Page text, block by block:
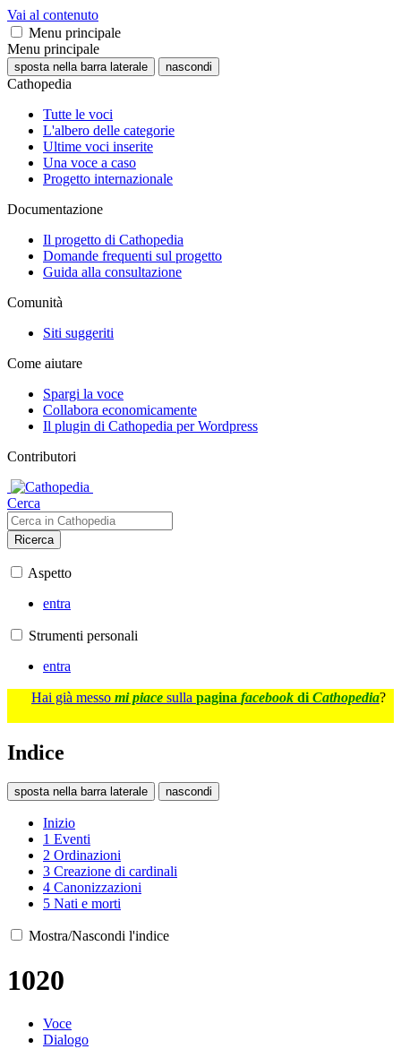
Vai al contenuto
Menu principale
Menu principale
sposta nella barra laterale nascondi
Cathopedia
Tutte le voci
L'albero delle categorie
Ultime voci inserite
Una voce a caso
Progetto internazionale
Documentazione
Il progetto di Cathopedia
Domande frequenti sul progetto
Guida alla consultazione
Comunità
Siti suggeriti
Come aiutare
Spargi la voce
Collabora economicamente
Il plugin di Cathopedia per Wordpress
Contributori
Cerca
Ricerca
Aspetto
entra
Strumenti personali
entra
Hai già messo mi piace sulla pagina facebook di Cathopedia?
Indice
sposta nella barra laterale nascondi
Inizio
1 Eventi
2 Ordinazioni
3 Creazione di cardinali
4 Canonizzazioni
5 Nati e morti
Mostra/Nascondi l'indice
1020
Voce
Dialogo